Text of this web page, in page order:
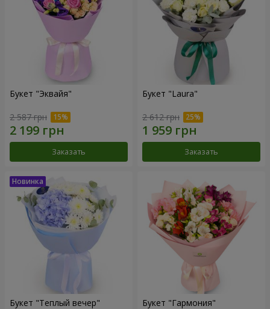
Букет "Эквайя"
2 587 грн
Заказать
Букет "Laura"
2 612 грн
Заказать
Букет "Теплый вечер" Букет "Гармония"